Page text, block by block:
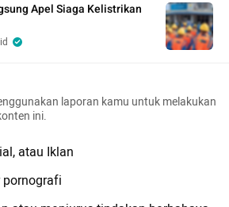
Apel Siaga Kelistrikan
laporan kamu untuk melakukan
ini.
atau Iklan